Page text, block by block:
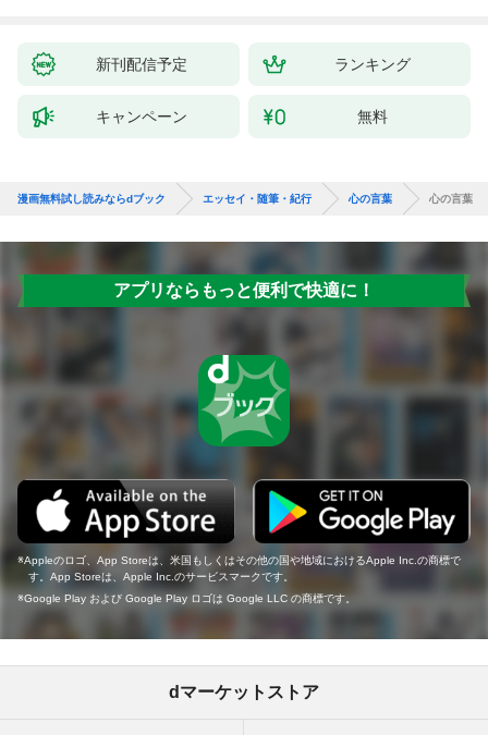
新刊配信予定 ランキング
キャンペーン 無料
漫画無料試し読みならdブック エッセイ・随筆・紀行 心の言葉 心の言葉
アプリならもっと便利で快適に！
Appleのロゴ、App Storeは、米国もしくはその他の国や地域におけるApple Inc.の商標で
す。App Storeは、Apple Inc.のサービスマークです。
Google Play および Google Play ロゴは Google LLC の商標です。
dマーケットストア